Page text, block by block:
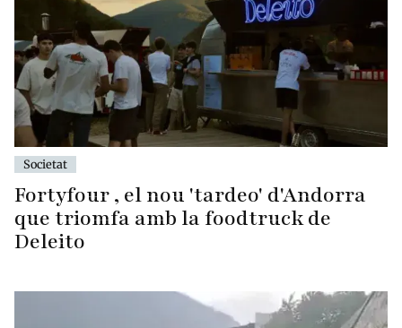
Societat
Fortyfour , el nou 'tardeo' d'Andorra
que triomfa amb la foodtruck de
Deleito